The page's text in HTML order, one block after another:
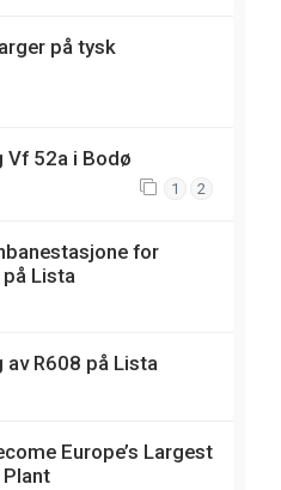
på tysk
Vf 52a i Bodø
1 2
for
på Lista
av R608 på Lista
Europe’s Largest